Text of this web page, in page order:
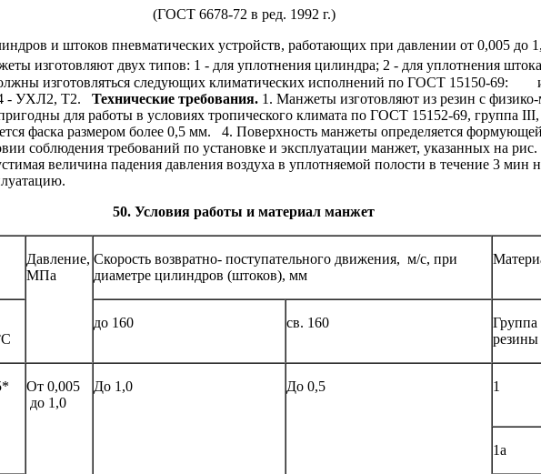
(ГОСТ 6678-72 в ред. 1992 г.)
и штоков пневматических устройств, работающих при давлении от 0,005 до
изготовляют двух типов: 1 - для уплотнения цилиндра; 2 - для уплотнения
изготовляться следующих климатических исполнений по ГОСТ 15150-69: из
- УХЛ2, Т2. Технические требования. 1. Манжеты изготовляют из резин с
для работы в условиях тропического климата по ГОСТ 15152-69, группа III,
фаска размером более 0,5 мм. 4. Поверхность манжеты определяется
соблюдения требований по установке и эксплуатации манжет, указанных на
величина падения давления воздуха в уплотняемой полости в течение 3
50. Условия работы и материал манжет
Давление,
МПа
Скорость возвратно- поступательного движения, м/с, при
диаметре цилиндров (штоков), мм
до 160 св. 160
Группа
резины
От 0,005
до 1,0
До 1,0 До 0,5 1
1a